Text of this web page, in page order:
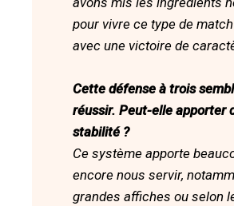
pour vivre ce type de
avec une victoire de
Cette défense à trois
réussir. Peut-elle apporter
stabilité ?
Ce système apporte
encore nous servir,
grandes affiches ou selon